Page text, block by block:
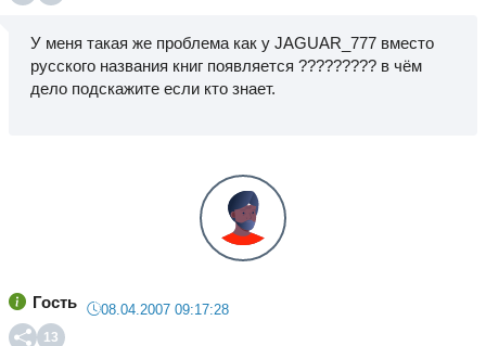
У меня такая же проблема как у JAGUAR_777 вместо
русского названия книг появляется ????????? в чём
дело подскажите если кто знает.
Гость 08.04.2007 09:17:28
13